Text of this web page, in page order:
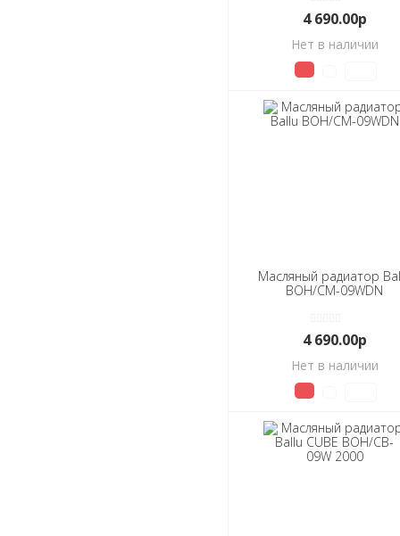
4 690.00р
Нет в наличии
Масляный радиатор
BOH/CM-09WDN
4 690.00р
Нет в наличии